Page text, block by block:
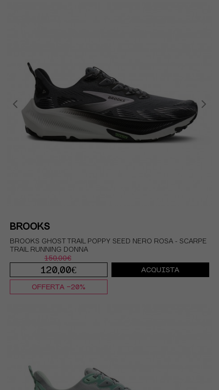
BROOKS
BROOKS GHOST TRAIL POPPY SEED NERO ROSA - SCARPE
TRAIL RUNNING DONNA
150,00€
120,00€
EUR 40,5 / US 9
ACQUISTA
OFFERTA -20%